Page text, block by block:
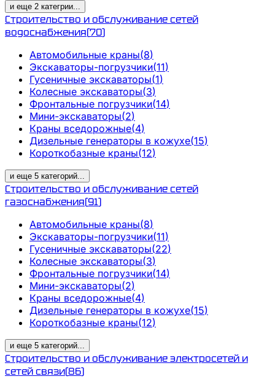
и еще 2 категрии...
Строительство и обслуживание сетей
водоснабжения(70)
Автомобильные краны(8)
Экскаваторы-погрузчики(11)
Гусеничные экскаваторы(1)
Колесные экскаваторы(3)
Фронтальные погрузчики(14)
Мини-экскаваторы(2)
Краны вседорожные(4)
Дизельные генераторы в кожухе(15)
Короткобазные краны(12)
и еще 5 категорий...
Строительство и обслуживание сетей
газоснабжения(91)
Автомобильные краны(8)
Экскаваторы-погрузчики(11)
Гусеничные экскаваторы(22)
Колесные экскаваторы(3)
Фронтальные погрузчики(14)
Мини-экскаваторы(2)
Краны вседорожные(4)
Дизельные генераторы в кожухе(15)
Короткобазные краны(12)
и еще 5 категорий...
Строительство и обслуживание электросетей и
сетей связи(86)